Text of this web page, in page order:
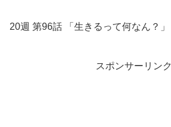
20週 第96話 「生きるって何なん？」
スポンサーリンク